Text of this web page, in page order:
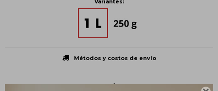
Variantes:
Métodos y costos de envío
CARACTERÍSTICAS